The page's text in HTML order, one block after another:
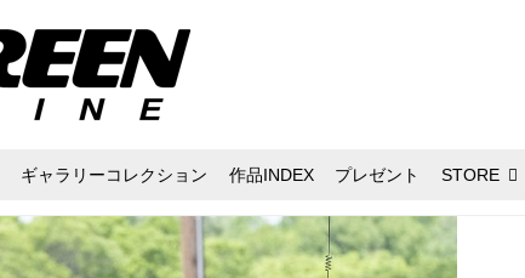
ギャラリーコレクション 作品INDEX プレゼント STORE